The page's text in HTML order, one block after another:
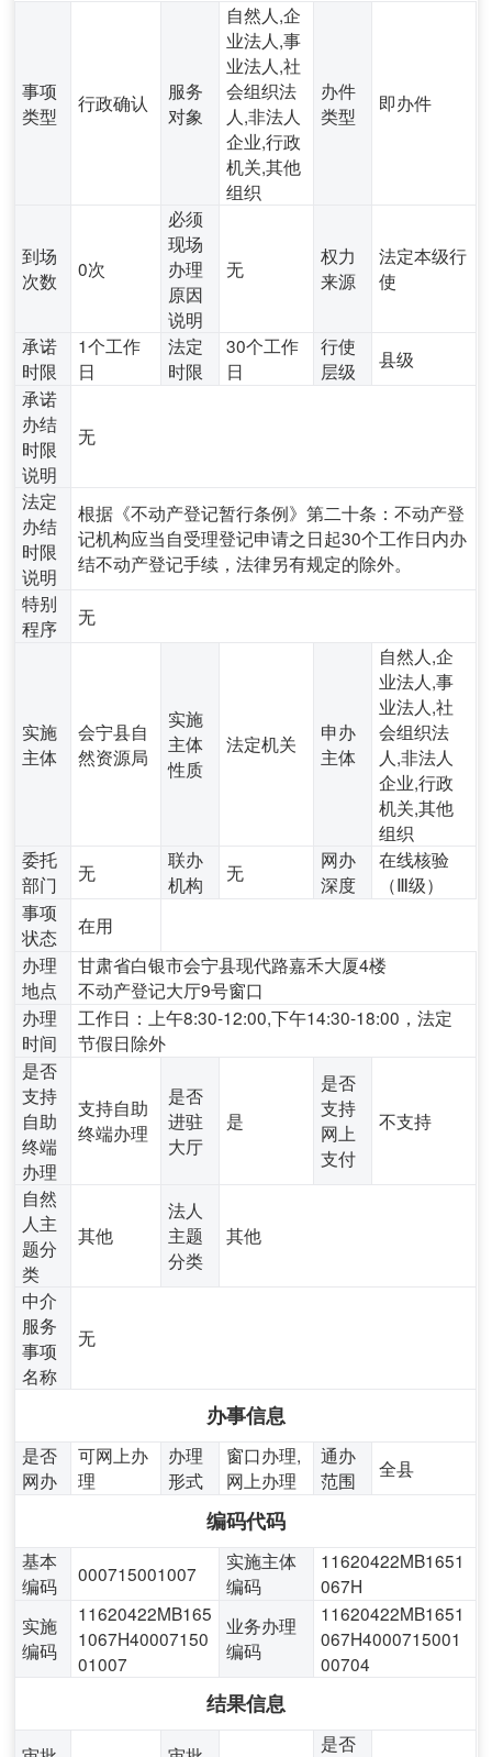
事项
类型
行政确认
服务
对象
自然人,企
业法人,事
业法人,社
会组织法
人,非法人
企业,行政
机关,其他
组织
办件
类型
即办件
到场
次数
0次
必须
现场
办理
原因
说明
无
权力
来源
法定本级行
使
承诺
时限
1个工作
日
法定
时限
30个工作
日
行使
层级
县级
承诺
办结
时限
说明
无
法定
办结
时限
说明
根据《不动产登记暂行条例》第二十条：不动产登
记机构应当自受理登记申请之日起30个工作日内办
结不动产登记手续，法律另有规定的除外。
特别
程序
无
实施
主体
会宁县自
然资源局
实施
主体
性质
法定机关
申办
主体
自然人,企
业法人,事
业法人,社
会组织法
人,非法人
企业,行政
机关,其他
组织
委托
部门
无
联办
机构
无
网办
深度
在线核验
（Ⅲ级）
事项
状态
在用
办理
地点
甘肃省白银市会宁县现代路嘉禾大厦4楼
不动产登记大厅9号窗口
办理
时间
工作日：上午8:30-12:00,下午14:30-18:00，法定
节假日除外
是否
支持
自助
终端
办理
支持自助
终端办理
是否
进驻
大厅
是
是否
支持
网上
支付
不支持
自然
人主
题分
类
其他
法人
主题
分类
其他
中介
服务
事项
名称
无
办事信息
是否
网办
可网上办
理
办理
形式
窗口办理,
网上办理
通办
范围
全县
编码代码
基本
编码
000715001007
实施主体
编码
11620422MB1651
067H
实施
编码
11620422MB165
1067H40007150
01007
业务办理
编码
11620422MB1651
067H4000715001
00704
结果信息
是否